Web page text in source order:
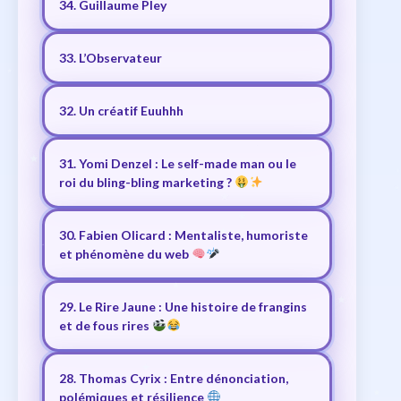
34. Guillaume Pley
33. L’Observateur
32. Un créatif Euuhhh
31. Yomi Denzel : Le self-made man ou le
roi du bling-bling marketing ?
30. Fabien Olicard : Mentaliste, humoriste
et phénomène du web
29. Le Rire Jaune : Une histoire de frangins
et de fous rires
28. Thomas Cyrix : Entre dénonciation,
polémiques et résilience